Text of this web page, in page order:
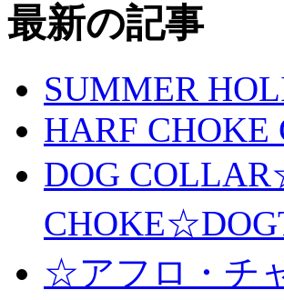
最新の記事
SUMMER
HARF CHOKE
DOG
☆アフロ・チ